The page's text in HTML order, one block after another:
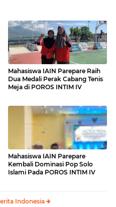
Mahasiswa IAIN Parepare Raih
Dua Medali Perak Cabang Tenis
Meja di POROS INTIM IV
Mahasiswa IAIN Parepare
Kembali Dominasi Pop Solo
Islami Pada POROS INTIM IV
Indonesia